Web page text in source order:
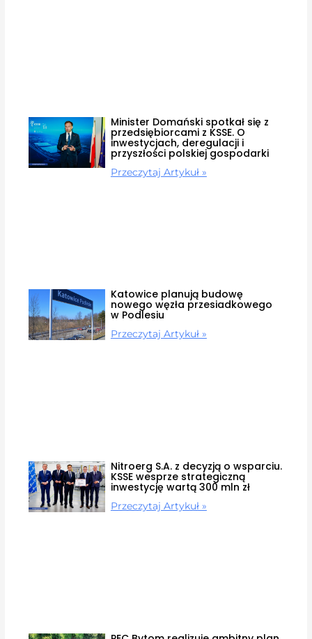
Minister Domański spotkał się z
przedsiębiorcami z KSSE. O
inwestycjach, deregulacji i
przyszłości polskiej gospodarki
Przeczytaj Artykuł »
Katowice planują budowę
nowego węzła przesiadkowego
w Podlesiu
Przeczytaj Artykuł »
Nitroerg S.A. z decyzją o wsparciu.
KSSE wesprze strategiczną
inwestycję wartą 300 mln zł
Przeczytaj Artykuł »